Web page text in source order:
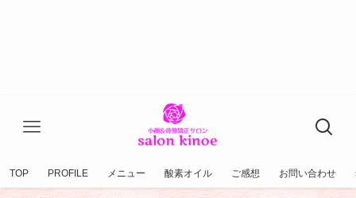
TOP PROFILE メニュー 酸素オイル ご感想 お問い合わせ